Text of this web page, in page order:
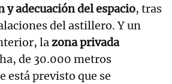
y adecuación del espacio, tras
del astillero. Y un
lazona privada
de 30.000 metros
está previsto que se